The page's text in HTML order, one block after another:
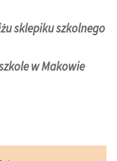
sklepiku szkolnego
w Makowie